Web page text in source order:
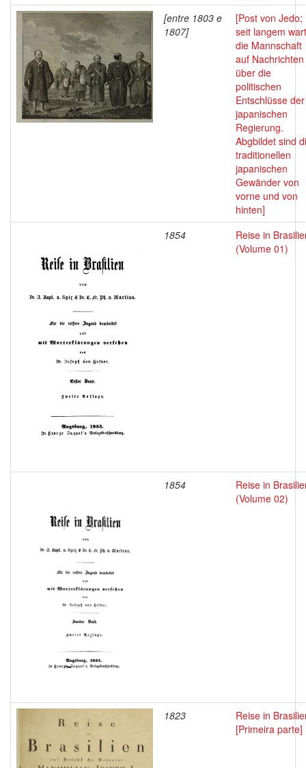
[entre 1803 e
1807]
[Post von Jedo;
seit langem
die Mannschaft
auf Nachrichten
über die
politischen
Entschlüsse der
japanischen
Regierung.
Abgbildet sind
traditionellen
japanischen
Gewänder von
vorne und von
hinten]
1854
Reise in
(Volume 01)
1854
Reise in
(Volume 02)
1823
Reise in
[Primeira parte]